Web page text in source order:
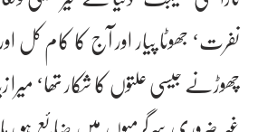
نفرت‘ جھوٹا پیار اور آج کا کام کل
چھوڑنے جیسی علتوں کا شکار تھا‘